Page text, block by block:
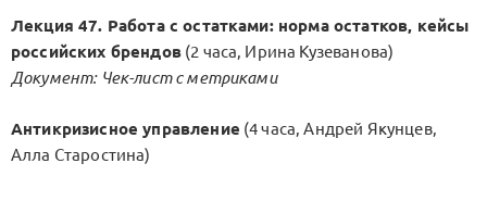
Лекция 47. Работа с остатками: норма остатков, кейсы
российских брендов(2 часа, Ирина Кузеванова)
Документ: Чек-лист с метриками
Антикризисное управление (4 часа, Андрей Якунцев,
Алла Старостина)